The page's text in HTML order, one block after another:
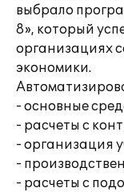
выбрало
8», который
организациях
экономики.
- основные
- расчеты с
- организация
-
- расчеты с